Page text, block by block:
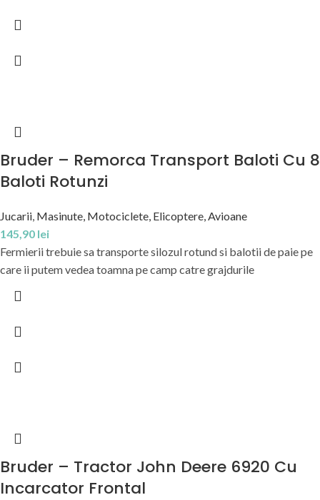
Bruder – Remorca Transport Baloti Cu 8
Baloti Rotunzi
Jucarii, Masinute, Motociclete, Elicoptere, Avioane
145,90 lei
Fermierii trebuie sa transporte silozul rotund si balotii de paie pe
care ii putem vedea toamna pe camp catre grajdurile
Bruder – Tractor John Deere 6920 Cu
Incarcator Frontal